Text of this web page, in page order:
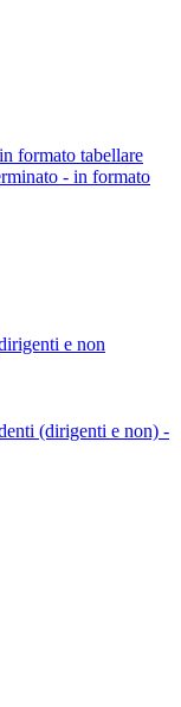
formato tabellare
- in formato
e non
(dirigenti e non) -